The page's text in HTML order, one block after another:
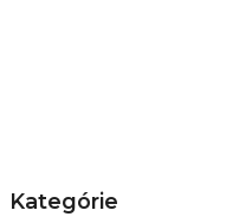
Kategórie